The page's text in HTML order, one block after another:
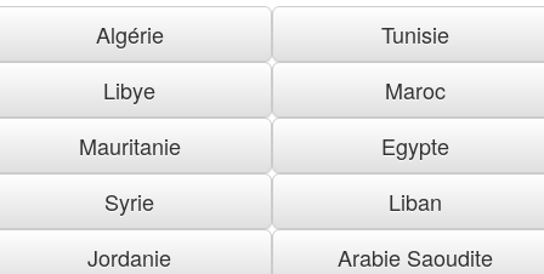
Algérie
Tunisie
Libye
Maroc
Mauritanie
Egypte
Syrie
Liban
Jordanie
Arabie Saoudite